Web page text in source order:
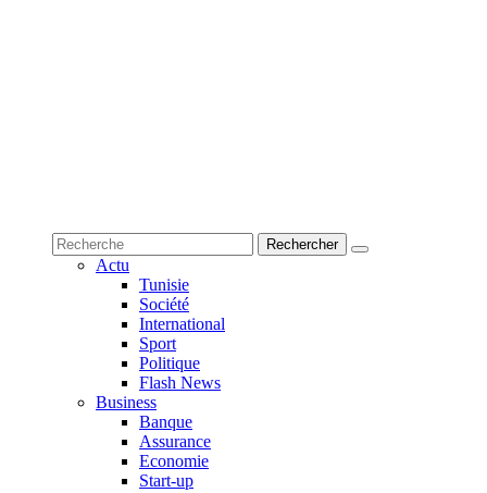
Actu
Tunisie
Société
International
Sport
Politique
Flash News
Business
Banque
Assurance
Economie
Start-up